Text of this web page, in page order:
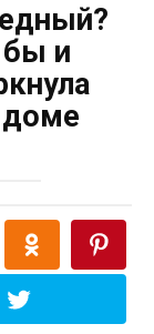
бы и
доме